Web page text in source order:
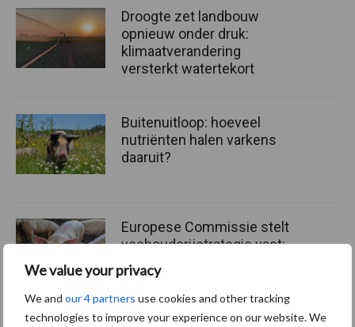
We value your privacy
We and our 4 partners use cookies and other tracking
technologies to improve your experience on our website. We
Droogte zet landbouw
opnieuw onder druk:
klimaatverandering
versterkt watertekort
Buitenuitloop: hoeveel
nutriënten halen varkens
daaruit?
Europese Commissie stelt
veehouderijstrategie vast:
op naar een sterke,
winstgevende en
toekomstbestendige sector